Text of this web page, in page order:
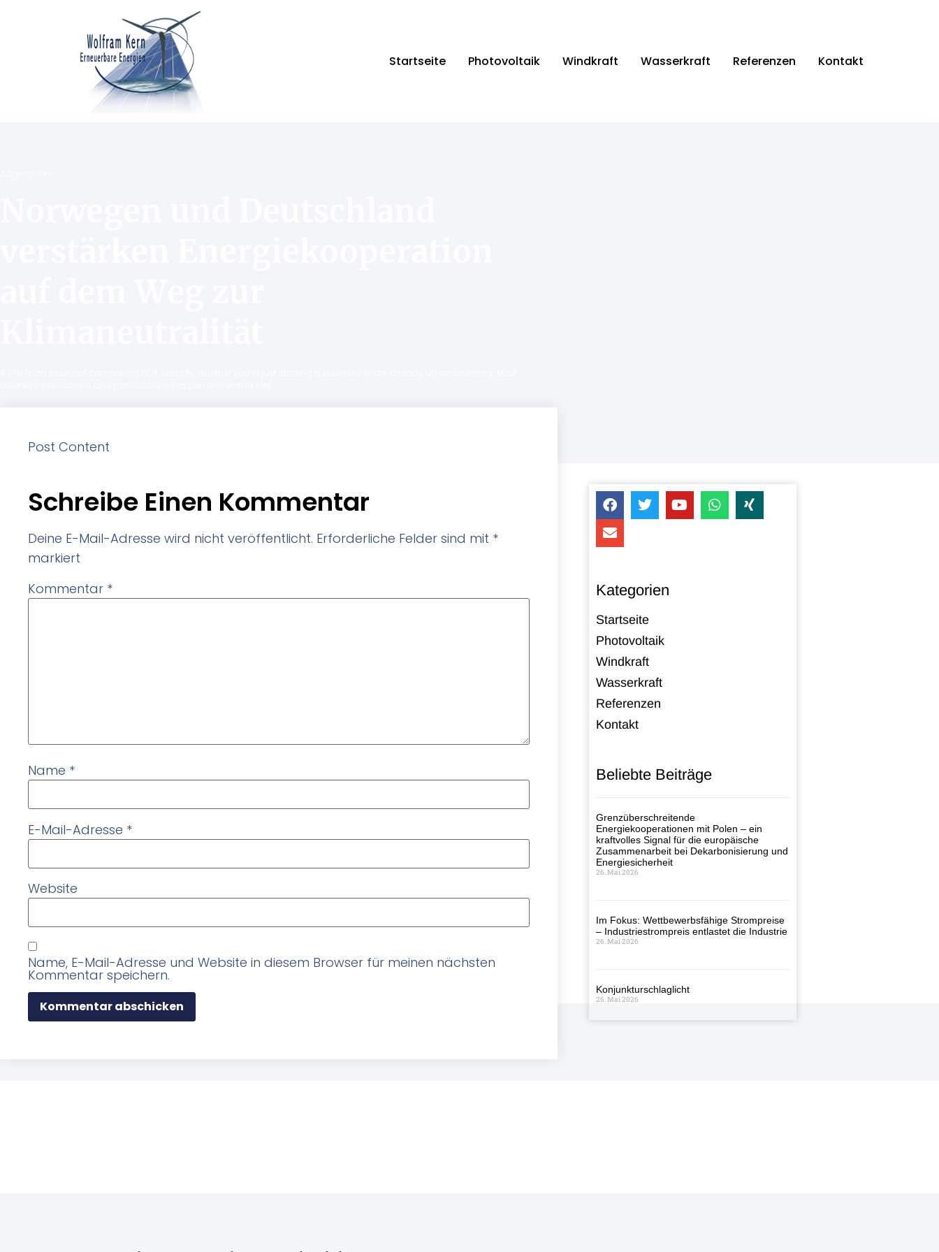
Startseite Photovoltaik Windkraft Wasserkraft Referenzen Kontakt
Post Content
Schreibe Einen Kommentar
Deine E-Mail-Adresse wird nicht veröffentlicht. Erforderliche Felder sind mit *
markiert
Kommentar *
Name *
E-Mail-Adresse *
Website
Name, E-Mail-Adresse und Website in diesem Browser für meinen nächsten
Kommentar speichern.
Kategorien
Startseite
Photovoltaik
Windkraft
Wasserkraft
Referenzen
Kontakt
Beliebte Beiträge
Grenzüberschreitende
Energiekooperationen mit Polen – ein
kraftvolles Signal für die europäische
Zusammenarbeit bei Dekarbonisierung und
Energiesicherheit
26. Mai 2026
Im Fokus: Wettbewerbsfähige Strompreise
– Industriestrompreis entlastet die Industrie
26. Mai 2026
Konjunkturschlaglicht
26. Mai 2026